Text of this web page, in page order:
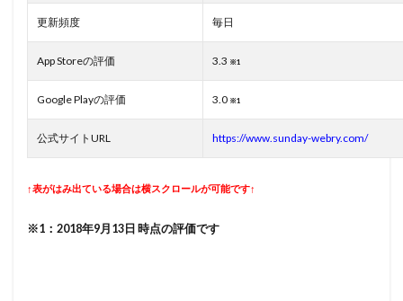
更新頻度 毎日
App Storeの評価 3.3 ※1
Google Playの評価 3.0 ※1
公式サイトURL https://www.sunday-webry.com/
↑表がはみ出ている場合は横スクロールが可能です↑
※1：2018年9月13日 時点の評価です